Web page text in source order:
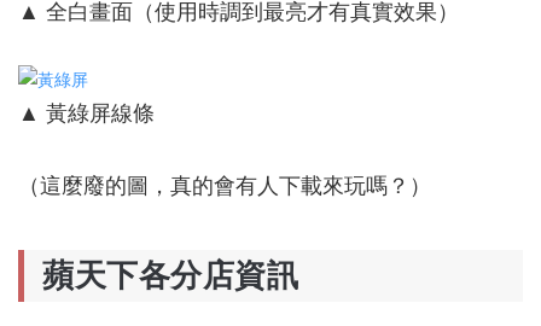
▲ 全白畫面（使用時調到最亮才有真實效果）
▲ 黃綠屏線條
（這麼廢的圖，真的會有人下載來玩嗎？）
蘋天下各分店資訊